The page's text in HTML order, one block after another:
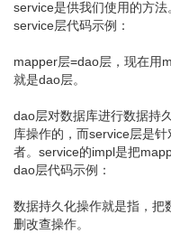
service是供我们使用的方法
service层代码示例：
mapper层=dao层，现在用
就是dao层。
dao层对数据库进行数据持
库操作的，而service层是
者。service的impl是把
dao层代码示例：
数据持久化操作就是指，把
删改查操作。